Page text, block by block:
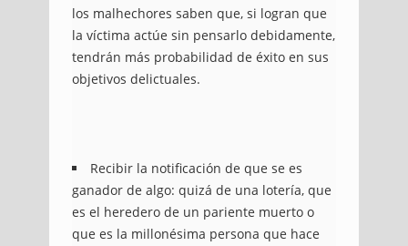
los malhechores saben que, si logran que
la víctima actúe sin pensarlo debidamente,
tendrán más probabilidad de éxito en sus
objetivos delictuales.
Recibir la notificación de que se es
ganador de algo: quizá de una lotería, que
es el heredero de un pariente muerto o
que es la millonésima persona que hace